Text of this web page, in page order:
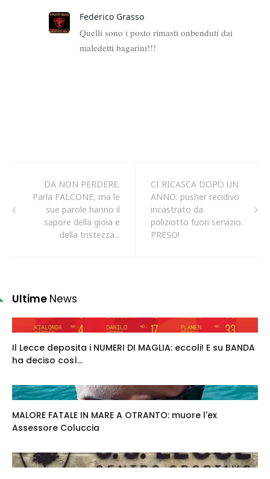
DA NON PERDERE.
Parla FALCONE, ma le
sue parole hanno il
sapore della gioia e
della tristezza...
CI RICASCA DOPO UN
ANNO: pusher recidivo
incastrato da
poliziotto fuori servizio.
PRESO!
Ultime News
Il Lecce deposita i NUMERI DI MAGLIA: eccoli! E su BANDA
ha deciso così...
MALORE FATALE IN MARE A OTRANTO: muore l'ex
Assessore Coluccia